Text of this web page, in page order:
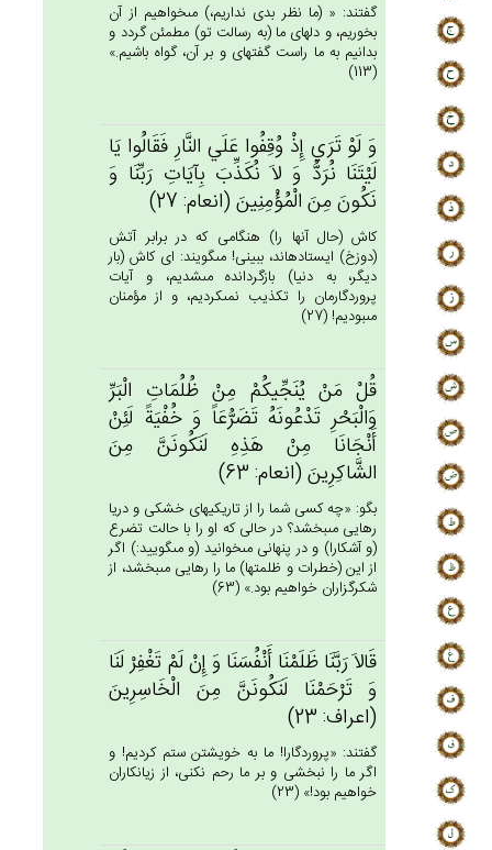
گفتند: « (ما نظر بدى نداريم،) مى‏خواهيم از آن
بخوريم، و دلهاى ما (به رسالت تو) مطمئن گردد و
بدانيم به ما راست گفته‏اى و بر آن، گواه باشيم.»
(113)
وَ لَوْ تَرَي‌ إِذْ وُقِفُوا عَلَي‌ النَّارِ فَقَالُوا يَا
لَيْتَنَا نُرَدُّ وَ لاَ نُكَذِّب‌َ بِآيَات‌ِ رَبِّنَا وَ
نَكُون‌َ مِن‌َ الْمُؤْمِنِين‌َ (انعام: 27)
كاش (حال آنها را) هنگامى كه در برابر آتش
(دوزخ) ايستاده‏اند، ببينى! مى‏گويند: اى كاش (بار
ديگر، به دنيا) بازگردانده مى‏شديم، و آيات
پروردگارمان را تكذيب نمى‏كرديم، و از مؤمنان
مى‏بوديم! (27)
قُل‌ْ مَنْ‌ يُنَجِّيكُمْ‌ مِنْ‌ ظُلُمَات‌ِ الْبَرِّ
وَالْبَحْرِ تَدْعُونَه‌ُ تَضَرُّعَاً وَ خُفْيَة‌ً لَئِن‌ْ
أَنْجَانَا مِنْ‌ هَذِه‌ِ لَنَكُونَن‌َّ مِن‌َ
الشَّاكِرِين‌َ (انعام: 63)
بگو: «چه كسى شما را از تاريكيهاى خشكى و دريا
رهايى مى‏بخشد؟ در حالى كه او را با حالت تضرع
(و آشكارا) و در پنهانى مى‏خوانيد (و مى‏گوييد:) اگر
از اين (خطرات و ظلمتها) ما را رهايى مى‏بخشد، از
شكرگزاران خواهيم بود.» (63)
قَالاَ رَبَّنَا ظَلَمْنَا أَنْفُسَنَا وَ إِنْ‌ لَم‌ْ تَغْفِرْ لَنَا
وَ تَرْحَمْنَا لَنَكُونَن‌َّ مِن‌َ الْخَاسِرِين‌َ
(اعراف: 23)
گفتند: «پروردگارا! ما به خويشتن ستم كرديم! و
اگر ما را نبخشى و بر ما رحم نكنى، از زيانكاران
خواهيم بود!» (23)